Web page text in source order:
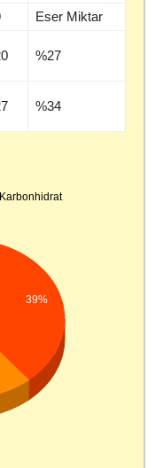
Eser Miktar
%27
%34
Karbonhidrat
39%